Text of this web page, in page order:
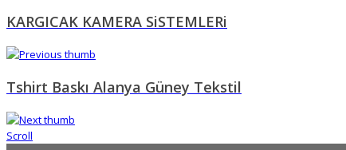
KARGICAK KAMERA SiSTEMLERi
Tshirt Baskı Alanya Güney Tekstil
Scroll